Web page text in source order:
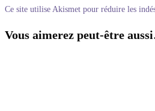
Ce site utilise Akismet pour réduire les
Vous aimerez peut-être